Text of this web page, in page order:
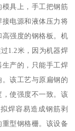
具上，手工把钢筋
电源和液体压力将
强度的钢格板。机
1.2米，因为机器焊
产的，只能手工焊
该工艺与原扁钢的
使强度不一致。该
焊容易造成钢筋剥
型钢格栅。该设备